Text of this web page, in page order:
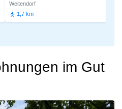
Weitendorf
1,7 km
im Gut